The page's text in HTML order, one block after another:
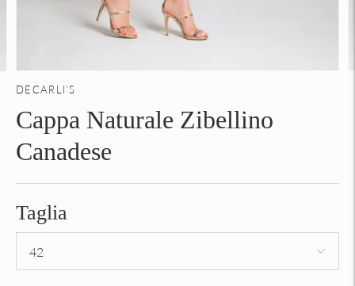
DECARLI'S
Cappa Naturale Zibellino
Canadese
Taglia